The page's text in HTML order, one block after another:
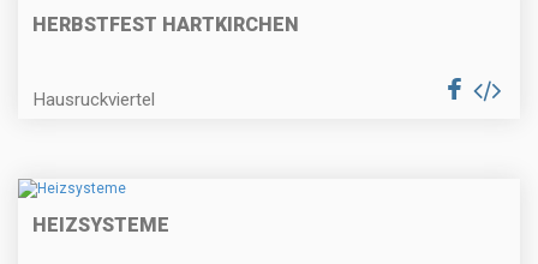
HERBSTFEST HARTKIRCHEN
Hausruckviertel
HEIZSYSTEME